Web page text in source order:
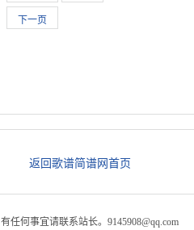
下一页
返回歌谱简谱网首页
任何事宜请联系站长。9145908@qq.com